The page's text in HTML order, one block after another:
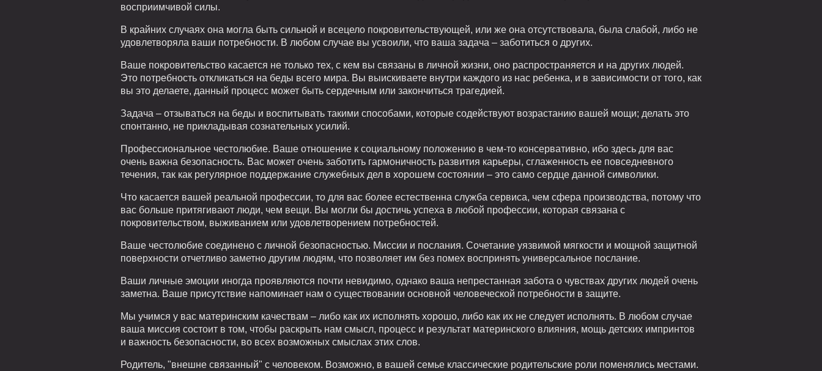
восприимчивой силы.
В крайних случаях она могла быть сильной и всецело покровительствующей, или же она отсутствовала, была слабой, либо не
удовлетворяла ваши потребности. В любом случае вы усвоили, что ваша задача – заботиться о других.
Ваше покровительство касается не только тех, с кем вы связаны в личной жизни, оно распространяется и на других людей.
Это потребность откликаться на беды всего мира. Вы выискиваете внутри каждого из нас ребенка, и в зависимости от того, как
вы это делаете, данный процесс может быть сердечным или закончиться трагедией.
Задача – отзываться на беды и воспитывать такими способами, которые содействуют возрастанию вашей мощи; делать это
спонтанно, не прикладывая сознательных усилий.
Профессиональное честолюбие. Ваше отношение к социальному положению в чем-то консервативно, ибо здесь для вас
очень важна безопасность. Вас может очень заботить гармоничность развития карьеры, сглаженность ее повседневного
течения, так как регулярное поддержание служебных дел в хорошем состоянии – это само сердце данной символики.
Что касается вашей реальной профессии, то для вас более естественна служба сервиса, чем сфера производства, потому что
вас больше притягивают люди, чем вещи. Вы могли бы достичь успеха в любой профессии, которая связана с
покровительством, выживанием или удовлетворением потребностей.
Ваше честолюбие соединено с личной безопасностью. Миссии и послания. Сочетание уязвимой мягкости и мощной защитной
поверхности отчетливо заметно другим людям, что позволяет им без помех воспринять универсальное послание.
Ваши личные эмоции иногда проявляются почти невидимо, однако ваша непрестанная забота о чувствах других людей очень
заметна. Ваше присутствие напоминает нам о существовании основной человеческой потребности в защите.
Мы учимся у вас материнским качествам – либо как их исполнять хорошо, либо как их не следует исполнять. В любом случае
ваша миссия состоит в том, чтобы раскрыть нам смысл, процесс и результат материнского влияния, мощь детских импринтов
и важность безопасности, во всех возможных смыслах этих слов.
Родитель, "внешне связанный" с человеком. Возможно, в вашей семье классические родительские роли поменялись местами.